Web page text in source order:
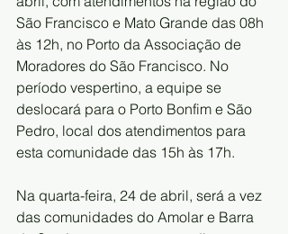
São Francisco e Mato Grande das 08h
às 12h, no Porto da Associação de
Moradores do São Francisco. No
período vespertino, a equipe se
deslocará para o Porto Bonfim e São
Pedro, local dos atendimentos para
esta comunidade das 15h às 17h.
Na quarta-feira, 24 de abril, será a vez
das comunidades do Amolar e Barra